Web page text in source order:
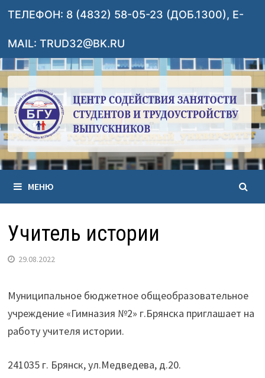
Перейти
содержимому
ТЕЛЕФОН: 8 (4832) 58-05-23 (ДОБ.1300), E-
MAIL: TRUD32@BK.RU
МЕНЮ
Учитель истории
29.08.2022
Муниципальное бюджетное общеобразовательное
учреждение «Гимназия №2» г.Брянска приглашает на
работу учителя истории.
241035 г. Брянск, ул.Медведева, д.20.